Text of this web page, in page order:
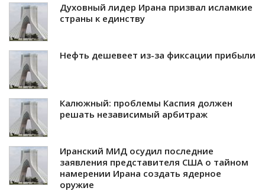
Духовный лидер Ирана призвал исламкие
страны к единству
Нефть дешевеет из-за фиксации прибыли
Калюжный: проблемы Каспия должен
решать независимый арбитраж
Иранский МИД осудил последние
заявления представителя США о тайном
намерении Ирана создать ядерное
оружие